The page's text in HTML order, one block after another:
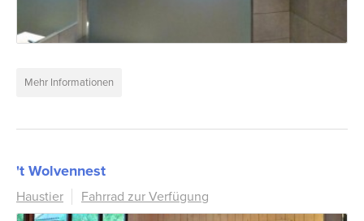
Mehr Informationen
't Wolvennest
Haustier Fahrrad zur Verfügung